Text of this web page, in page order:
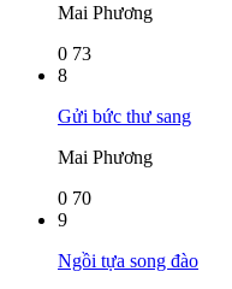
Mai Phương
0 73
8
Gửi bức thư sang
Mai Phương
0 70
9
Ngồi tựa song đào